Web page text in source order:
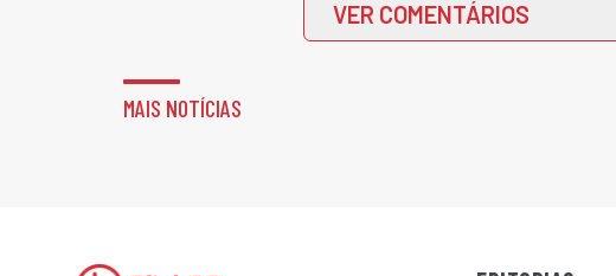
VER COMENTÁRIOS
MAIS NOTÍCIAS